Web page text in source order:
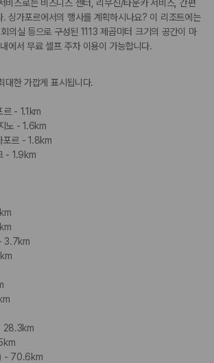
한 주차장
비스로는 비즈니스 센터, 리무진/타운카 서비스, 간편
싱가포르에서의 행사를 계획하시나요? 이 리조트에는
의실 등으로 구성된 1113 제곱미터 크기의 공간이 마
에서 무료 셀프 주차 이용이 가능합니다.
대한 가깝게 표시됩니다.
르 - 1.1km
노 - 1.6km
포르 - 1.8km
- 1.9km
3.7km
28.3km
- 70.6km